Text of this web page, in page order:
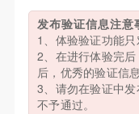
发布验证信息注意
1、体验验证功能只
2、在进行体验完
后，优秀的验证信
3、请勿在验证中
不予通过。